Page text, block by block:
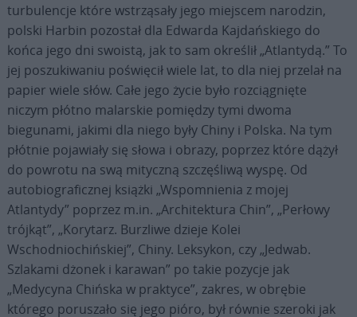
turbulencje które wstrząsały jego miejscem narodzin,
polski Harbin pozostał dla Edwarda Kajdańskiego do
końca jego dni swoistą, jak to sam określił „Atlantydą.” To
jej poszukiwaniu poświęcił wiele lat, to dla niej przelał na
papier wiele słów. Całe jego życie było rozciągnięte
niczym płótno malarskie pomiędzy tymi dwoma
biegunami, jakimi dla niego były Chiny i Polska. Na tym
płótnie pojawiały się słowa i obrazy, poprzez które dążył
do powrotu na swą mityczną szczęśliwą wyspę. Od
autobiograficznej książki „Wspomnienia z mojej
Atlantydy” poprzez m.in. „Architektura Chin”, „Perłowy
trójkąt”, „Korytarz. Burzliwe dzieje Kolei
Wschodniochińskiej”, Chiny. Leksykon, czy „Jedwab.
Szlakami dżonek i karawan” po takie pozycje jak
„Medycyna Chińska w praktyce”, zakres, w obrębie
którego poruszało się jego pióro, był równie szeroki jak